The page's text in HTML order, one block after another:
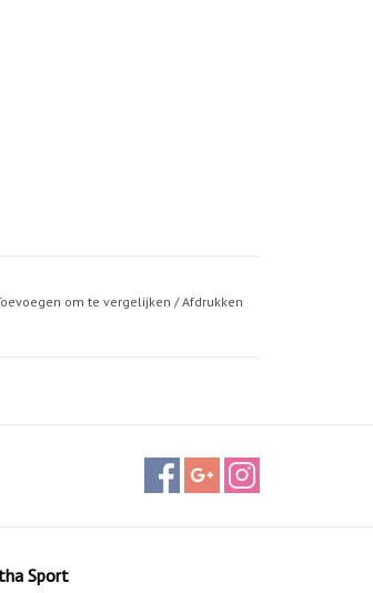
om te vergelijken /Afdrukken
Sport